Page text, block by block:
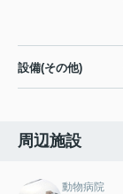
設備(その他)
周辺施設
動物病院